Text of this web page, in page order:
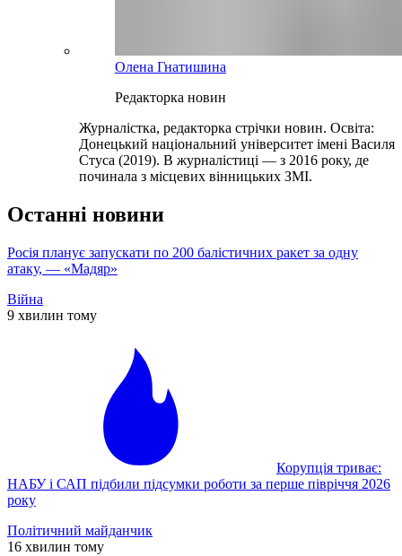
Олена Гнатишина
Редакторка новин
Журналістка, редакторка стрічки новин. Освіта:
Донецький національний університет імені Василя
Стуса (2019). В журналістиці — з 2016 року, де
починала з місцевих вінницьких ЗМІ.
Останні новини
Росія планує запускати по 200 балістичних ракет за одну
атаку, — «Мадяр»
Війна
9 хвилин тому
Корупція триває:
НАБУ і САП підбили підсумки роботи за перше півріччя 2026
року
Політичний майданчик
16 хвилин тому